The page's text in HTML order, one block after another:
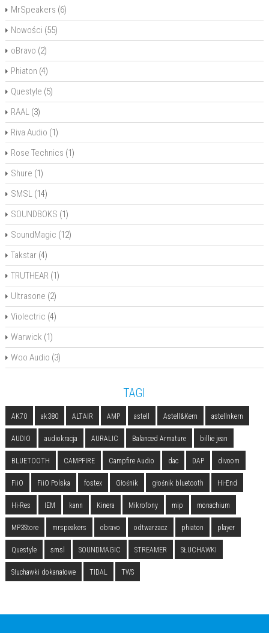
MrSpeakers (6)
Nowości (55)
oBravo (2)
Phiaton (4)
Questyle (5)
RAAL(3)
Riva Audio (1)
Rose Technics (1)
Shure (1)
SMSL(14)
SOUNDBOKS (1)
SoundMagic (12)
Takstar (4)
TRUTHEAR (1)
Ultrasone (2)
Violectric (4)
Warwick (1)
Woo Audio (3)
TAGI
AK70 ak380 ALTAIR AMP astell Astell&Kern astellnkern
AUDIO audiokracja AURALIC Balanced Armature billie jean
BLUETOOTH CAMPFIRE Campfire Audio dac DAP divoom
FiiO FiiO Polska fostex Głośnik głośnik bluetooth Hi-End
Hi-Res IEM kann Kinera Mikrofony mip monachium
MP3Store mrspeakers obravo odtwarzacz phiaton player
Questyle smsl SOUNDMAGIC STREAMER SŁUCHAWKI
Słuchawki dokanałowe TIDAL TWS